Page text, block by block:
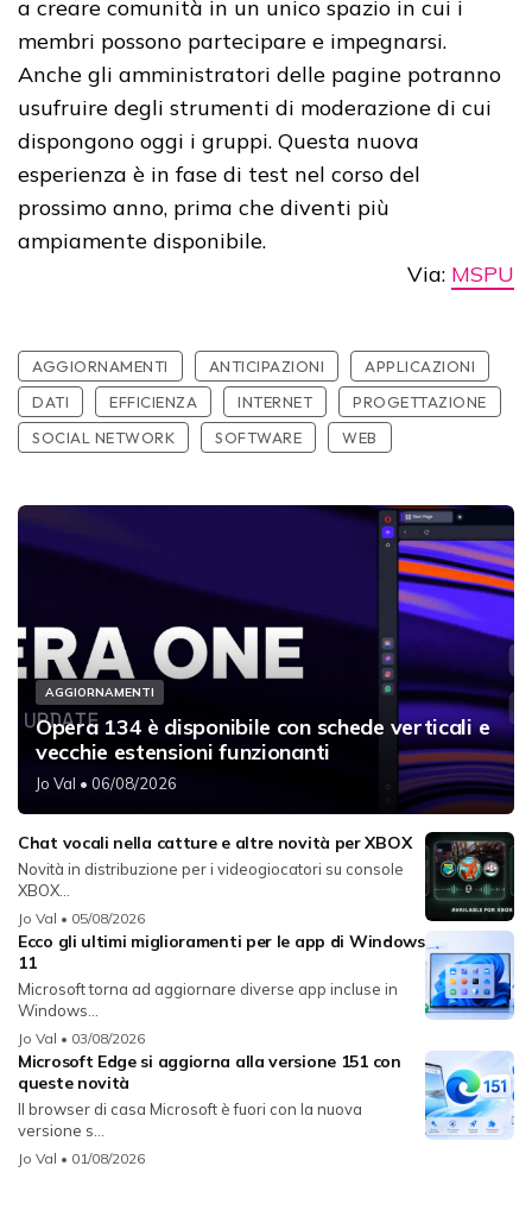
a creare comunità in un unico spazio in cui i
membri possono partecipare e impegnarsi.
Anche gli amministratori delle pagine potranno
usufruire degli strumenti di moderazione di cui
dispongono oggi i gruppi. Questa nuova
esperienza è in fase di test nel corso del
prossimo anno, prima che diventi più
ampiamente disponibile.
Via: MSPU
AGGIORNAMENTI ANTICIPAZIONI
APPLICAZIONI
DATI
EFFICIENZA INTERNET
PROGETTAZIONE
SOCIAL NETWORK
SOFTWARE WEB
AGGIORNAMENTI
Opera 134 è disponibile con schede verticali e
vecchie estensioni funzionanti
Jo Val • 06/08/2026
Chat vocali nella catture e altre novità per XBOX
Novità in distribuzione per i videogiocatori su console
XBOX...
Jo Val • 05/08/2026
Ecco gli ultimi miglioramenti per le app di Windows
11
Microsoft torna ad aggiornare diverse app incluse in
Windows...
Jo Val • 03/08/2026
Microsoft Edge si aggiorna alla versione 151 con
queste novità
Il browser di casa Microsoft è fuori con la nuova
versione s...
Jo Val • 01/08/2026